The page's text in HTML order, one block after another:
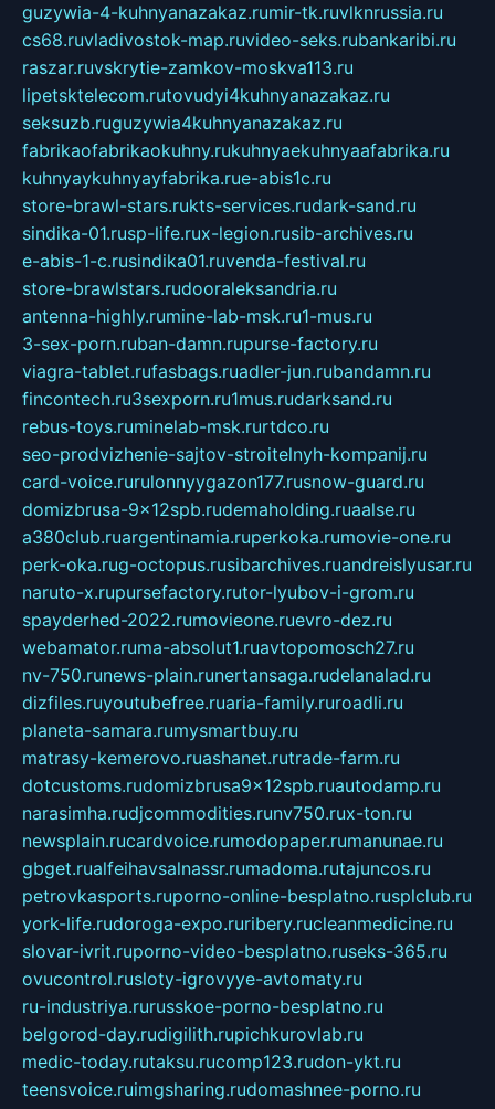
guzywia-4-kuhnyanazakaz.rumir-tk.ruvlknrussia.ru
cs68.ruvladivostok-map.ruvideo-seks.rubankaribi.ru
raszar.ruvskrytie-zamkov-moskva113.ru
lipetsktelecom.rutovudyi4kuhnyanazakaz.ru
seksuzb.ruguzywia4kuhnyanazakaz.ru
fabrikaofabrikaokuhny.rukuhnyaekuhnyaafabrika.ru
kuhnyaykuhnyayfabrika.rue-abis1c.ru
store-brawl-stars.rukts-services.rudark-sand.ru
sindika-01.rusp-life.rux-legion.rusib-archives.ru
e-abis-1-c.rusindika01.ruvenda-festival.ru
store-brawlstars.rudooraleksandria.ru
antenna-highly.rumine-lab-msk.ru1-mus.ru
3-sex-porn.ruban-damn.rupurse-factory.ru
viagra-tablet.rufasbags.ruadler-jun.rubandamn.ru
fincontech.ru3sexporn.ru1mus.rudarksand.ru
rebus-toys.ruminelab-msk.rurtdco.ru
seo-prodvizhenie-sajtov-stroitelnyh-kompanij.ru
card-voice.rurulonnyygazon177.rusnow-guard.ru
domizbrusa-9x12spb.rudemaholding.ruaalse.ru
a380club.ruargentinamia.ruperkoka.rumovie-one.ru
perk-oka.rug-octopus.rusibarchives.ruandreislyusar.ru
naruto-x.rupursefactory.rutor-lyubov-i-grom.ru
spayderhed-2022.rumovieone.ruevro-dez.ru
webamator.ruma-absolut1.ruavtopomosch27.ru
nv-750.runews-plain.runertansaga.rudelanalad.ru
dizfiles.ruyoutubefree.ruaria-family.ruroadli.ru
planeta-samara.rumysmartbuy.ru
matrasy-kemerovo.ruashanet.rutrade-farm.ru
dotcustoms.rudomizbrusa9x12spb.ruautodamp.ru
narasimha.rudjcommodities.runv750.rux-ton.ru
newsplain.rucardvoice.rumodopaper.rumanunae.ru
gbget.rualfeihavsalnassr.rumadoma.rutajuncos.ru
petrovkasports.ruporno-online-besplatno.rusplclub.ru
york-life.rudoroga-expo.ruribery.rucleanmedicine.ru
slovar-ivrit.ruporno-video-besplatno.ruseks-365.ru
ovucontrol.rusloty-igrovyye-avtomaty.ru
ru-industriya.rurusskoe-porno-besplatno.ru
belgorod-day.rudigilith.rupichkurovlab.ru
medic-today.rutaksu.rucomp123.rudon-ykt.ru
teensvoice.ruimgsharing.rudomashnee-porno.ru